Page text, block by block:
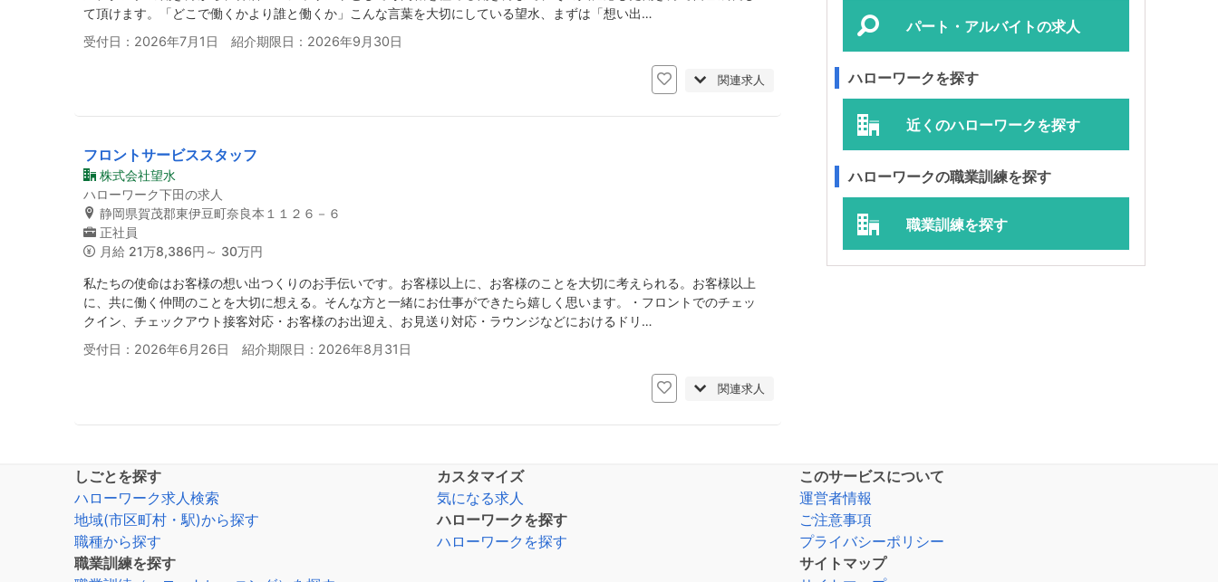
て頂けます。「どこで働くかより誰と働くか」こんな言葉を大切にしている望水、まずは「想い出…
受付日：2026年7月1日 紹介期限日：2026年9月30日
関連求人
フロントサービススタッフ
株式会社望水
ハローワーク下田の求人
静岡県賀茂郡東伊豆町奈良本１１２６－６
正社員
月給 21万8,386円～ 30万円
私たちの使命はお客様の想い出つくりのお手伝いです。お客様以上に、お客様のことを大切に考えられる。お客様以上
に、共に働く仲間のことを大切に想える。そんな方と一緒にお仕事ができたら嬉しく思います。・フロントでのチェッ
クイン、チェックアウト接客対応・お客様のお出迎え、お見送り対応・ラウンジなどにおけるドリ…
受付日：2026年6月26日 紹介期限日：2026年8月31日
関連求人
パート・アルバイトの求人
ハローワークを探す
近くのハローワークを探す
ハローワークの職業訓練を探す
職業訓練を探す
しごとを探す
ハローワーク求人検索
地域(市区町村・駅)から探す
職種から探す
職業訓練を探す
カスタマイズ
気になる求人
ハローワークを探す
ハローワークを探す
このサービスについて
運営者情報
ご注意事項
プライバシーポリシー
サイトマップ